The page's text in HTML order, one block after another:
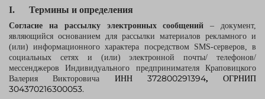
I. Термины и определения
Согласие на рассылку электронных сообщений – документ,
являющийся основанием для рассылки материалов рекламного и
(или) информационного характера посредством SMS-серверов, в
социальных сетях и (или) электронной почты/ телефонов/
мессенджеров Индивидуального предпринимателя Краповицкого
Валерия Викторовича ИНН 372800291394, ОГРНИП
304370216300053.